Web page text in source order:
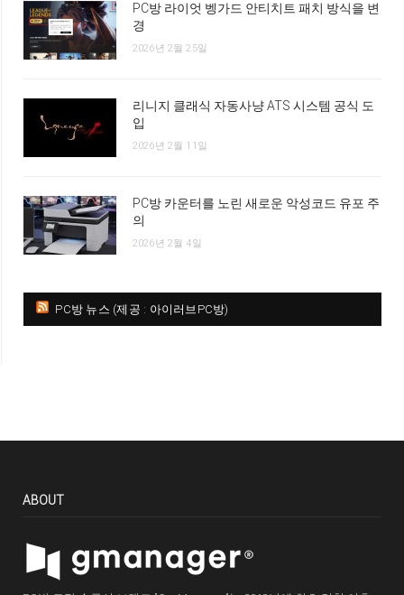
PC방 라이엇 벵가드 안티치트 패치 방식을 변
경
2026년 2월 25일
리니지 클래식 자동사냥 ATS 시스템 공식 도
입
2026년 2월 11일
PC방 카운터를 노린 새로운 악성코드 유포 주
의
2026년 2월 4일
PC방 뉴스 (제공 : 아이러브PC방)
ABOUT